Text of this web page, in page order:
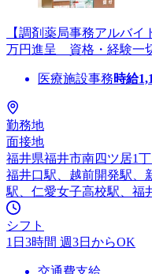
【調剤薬局事務アルバ
万円進呈 資格・経験一
医療施設事務時給
勤務地
面接地
福井県福井市南四ツ居1
福井口駅、越前開発駅、
駅、仁愛女子高校駅、福
シフト
1日3時間 週3日からOK
交通費支給